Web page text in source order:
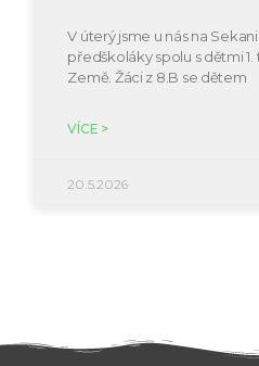
V úterý jsme u nás na
předškoláky spolu s dětmi
Země. Žáci z 8.B se dětem
VÍCE >
20.5.2026